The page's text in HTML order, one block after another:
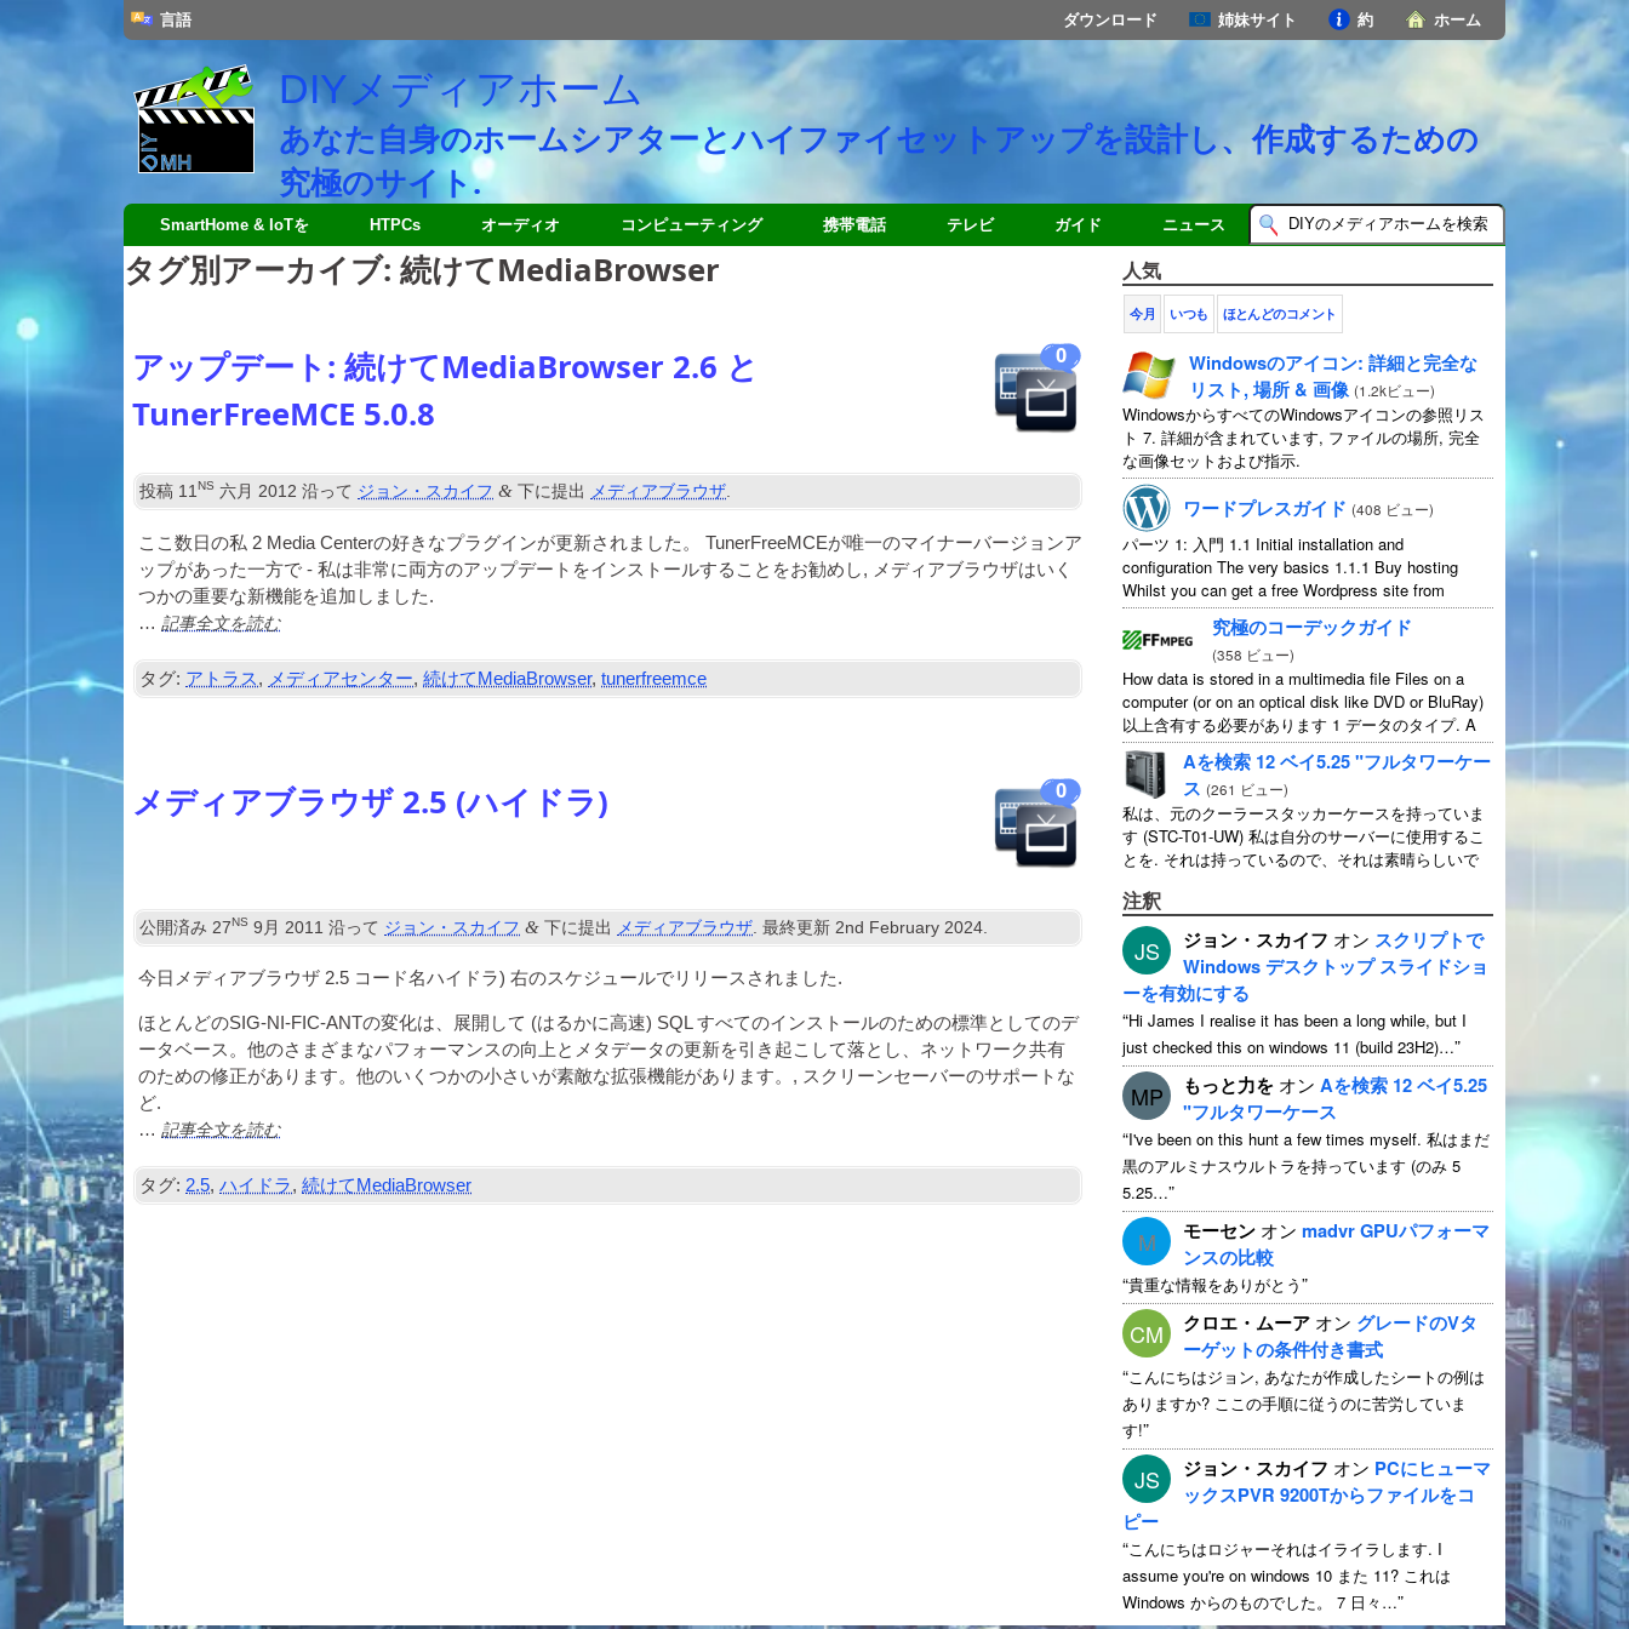
ホーム
約
姉妹サイト
ダウンロード
言語
DIYメディアホーム
あなた自身のホームシアターとハイファイセットアップを設計し、作成するための
究極のサイト.
SmartHome & IoTを HTPCs オーディオ コンピューティング 携帯電話 テレビ ガイド ニュース
タグ別アーカイブ: 続けてMediaBrowser
0
アップデート: 続けてMediaBrowser 2.6 と
TunerFreeMCE 5.0.8
投稿 11NS 六月 2012 沿って ジョン・スカイフ & 下に提出 メディアブラウザ.
ここ数日の私 2 Media Centerの好きなプラグインが更新されました。 TunerFreeMCEが唯一のマイナーバージョンア
ップがあった一方で - 私は非常に両方のアップデートをインストールすることをお勧めし, メディアブラウザはいく
つかの重要な新機能を追加しました.
…記事全文を読む
タグ: アトラス, メディアセンター,続けてMediaBrowser,tunerfreemce
0
メディアブラウザ 2.5 (ハイドラ)
公開済み 27NS 9月 2011 沿って ジョン・スカイフ & 下に提出 メディアブラウザ . 最終更新 2nd February 2024
今日メディアブラウザ 2.5 コー​​ド名ハイドラ) 右のスケジュールでリリースされました.
ほとんどのSIG-NI-FIC-ANTの変化は、展開して (はるかに高速) SQLすべてのインストールのための標準としてのデ
ータベース。他のさまざまなパフォーマンスの向上とメタデータの更新を引き起こして落とし、ネットワーク共有
のための修正があります。他のいくつかの小さいが素敵な拡張機能があります。, スクリーンセーバーのサポートな
ど.
…記事全文を読む
タグ: 2.5,ハイドラ,続けてMediaBrowser
人気
今月 いつも ほとんどのコメント
Windowsのアイコン: 詳細と完全な
リスト, 場所 & 画像 (1.2kビュー)
WindowsからすべてのWindowsアイコンの参照リス
ト 7. 詳細が含まれています, ファイルの場所, 完全
な画像セットおよび指示.
ワードプレスガイド (408 ビュー)
パーツ 1: 入門 1.1 Initial installation and
configuration The very basics 1.1.1 Buy hosting
Whilst you can get a free Wordpress site from
wordpress.com,you lose some control and you
have to serve their...
究極のコーデックガイド
(358 ビュー)
How data is stored in a multimedia file Files on a
computer(or on an optical disk like DVD or BluRay)
以上含有する必要があります 1 データのタイプ.A
typical movie will include...
Aを検索 12 ベイ5.25 "フルタワーケー
ス (261 ビュー)
私は、元のクーラースタッカーケースを持っていま
す (STC-T01-UW) 私は自分のサーバーに使用するこ
とを. それは持っているので、それは素晴らしいで
て話します 11 使用可能 1 そのうちの ...
注釈
JS ジョン・スカイフ オン スクリプトで
Windows デスクトップ スライドショ
ーを有効にする
“Hi James I realise it has been a long while,but I
just checked this on windows 11 (build 23H2)…”
MP もっと力を オンAを検索 12 ベイ5.25
"フルタワーケース
“I've been on this hunt a few times myself. 私はまだ
黒のアルミナスウルトラを持っています (のみ 5
5.25…”
M モーセン オンmadvr GPUパフォーマ
ンスの比較
“貴重な情報をありがとう”
CM クロエ・ムーア オン グレードのVタ
ーゲットの条件付き書式
“こんにちはジョン, あなたが作成したシートの例は
ありますか? ここの手順に従うのに苦労していま
す!”
JS ジョン・スカイフ オン PCにヒューマ
ックスPVR 9200Tからファイルをコ
ピー
“こんにちはロジャーそれはイライラします. I
assume you're on windows 10 また 11? これは
Windows からのものでした。 7 日々…”